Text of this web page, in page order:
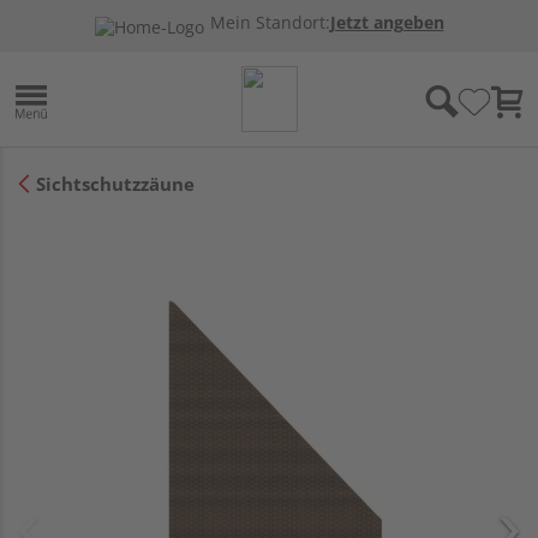
Mein Standort:Jetzt angeben
Sichtschutzzäune